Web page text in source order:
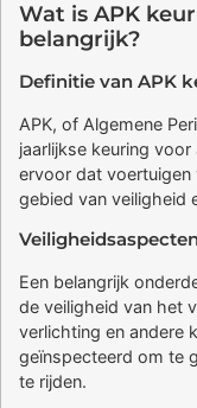
Wat is APK
belangrijk?
Definitie van APK
APK, of Algemene
jaarlijkse keuring voor
ervoor dat voertuigen
gebied van veiligheid
Een belangrijk
de veiligheid van het
verlichting en andere
geïnspecteerd om te
te rijden.